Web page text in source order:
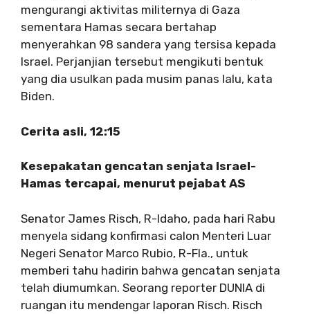
mengurangi aktivitas militernya di Gaza
sementara Hamas secara bertahap
menyerahkan 98 sandera yang tersisa kepada
Israel. Perjanjian tersebut mengikuti bentuk
yang dia usulkan pada musim panas lalu, kata
Biden.
Cerita asli, 12:15
Kesepakatan gencatan senjata Israel-
Hamas tercapai, menurut pejabat AS
Senator James Risch, R-Idaho, pada hari Rabu
menyela sidang konfirmasi calon Menteri Luar
Negeri Senator Marco Rubio, R-Fla., untuk
memberi tahu hadirin bahwa gencatan senjata
telah diumumkan. Seorang reporter DUNIA di
ruangan itu mendengar laporan Risch. Risch